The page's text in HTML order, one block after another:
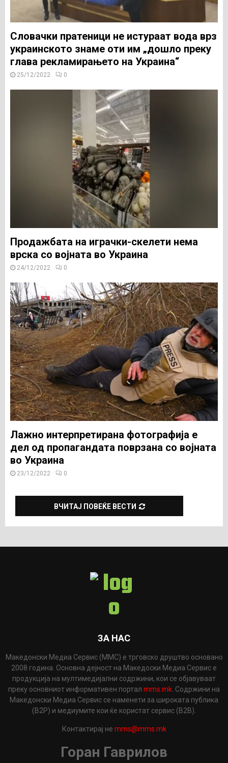
Словачки пратеници не истураат вода врз
украинското знаме оти им „дошло преку
глава рекламирањето на Украина“
25/12/2022 0
Продажбата на играчки-скелети нема
врска со војната во Украина
24/12/2022 0
Лажно интерпретирана фотографија е
дел од пропагандата поврзана со војната
во Украина
23/12/2022 0
ВЧИТАЈ ПОВЕЌЕ ВЕСТИ
ЗА НАС
Македонски Медиа Сервис (ММС) е трговско друштво основано
2008 година. Основна дејност на Македоски Медиа Сервис е
продукција на мултимедијални содржини, кои се објавуваат
преку основниот информативен портал mms.mk . Содржини на
Македонски Медиа Сервис се наменети за широката публика
(B2P) и медиумите кои ќе користат сервис (B2B).
Контактирај не mms@mms.mk
Горан Гаврилов